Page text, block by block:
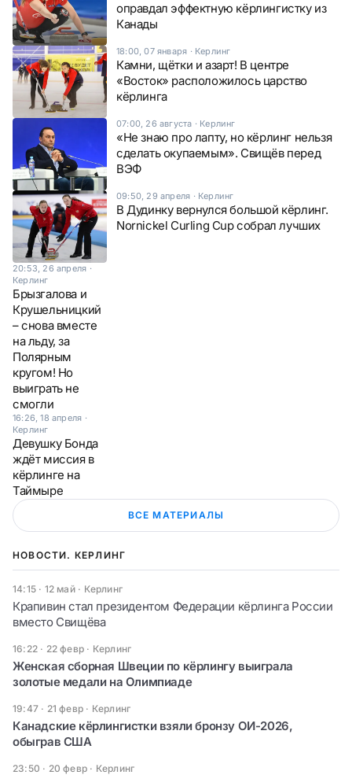
оправдал эффектную кёрлингистку из
Канады
18:00, 07 января · Керлинг
Камни, щётки и азарт! В центре
«Восток» расположилось царство
кёрлинга
07:00, 26 августа · Керлинг
«Не знаю про лапту, но кёрлинг нельзя
сделать окупаемым». Свищёв перед
ВЭФ
09:50, 29 апреля · Керлинг
В Дудинку вернулся большой кёрлинг.
Nornickel Curling Cup собрал лучших
20:53, 26 апреля ·
Керлинг
Брызгалова и
Крушельницкий
– снова вместе
на льду, за
Полярным
кругом! Но
выиграть не
смогли
16:26, 18 апреля ·
Керлинг
Девушку Бонда
ждёт миссия в
кёрлинге на
Таймыре
ВСЕ МАТЕРИАЛЫ
НОВОСТИ. КЕРЛИНГ
14:15 · 12 май· Керлинг
Крапивин стал президентом Федерации кёрлинга России
вместо Свищёва
16:22 · 22 февр · Керлинг
Женская сборная Швеции по кёрлингу выиграла
золотые медали на Олимпиаде
19:47 · 21 февр · Керлинг
Канадские кёрлингистки взяли бронзу ОИ-2026,
обыграв США
23:50 · 20 февр · Керлинг